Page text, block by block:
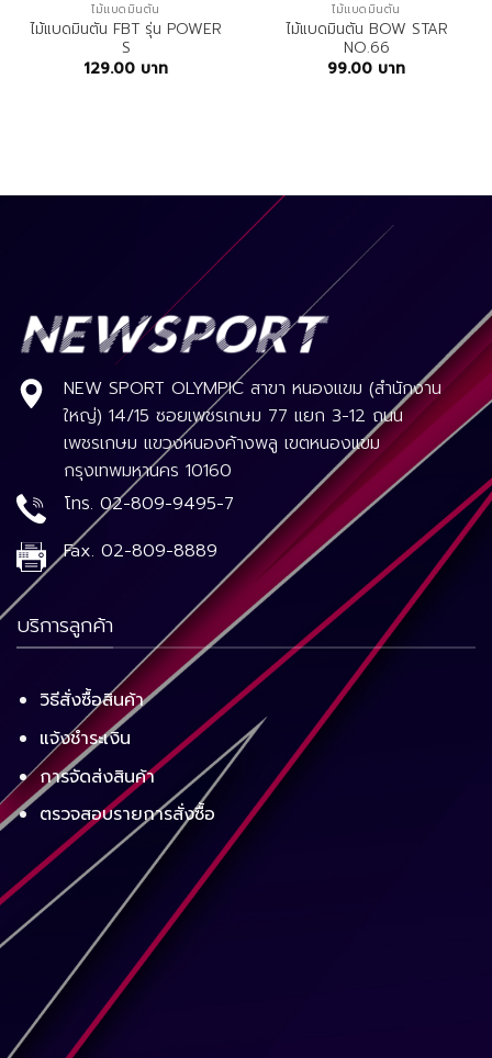
ไม้แบดมินตัน
ไม้แบดมินตัน FBT รุ่น POWER
S
129.00 บาท
ไม้แบดมินตัน
ไม้แบดมินตัน BOW STAR
NO.66
99.00 บาท
NEW SPORT OLYMPIC สาขา หนองแขม (สำนักงาน
ใหญ่) 14/15 ซอยเพชรเกษม 77 แยก 3-12 ถนน
เพชรเกษม แขวงหนองค้างพลู เขตหนองแขม
กรุงเทพมหานคร 10160
โทร. 02-809-9495-7
Fax. 02-809-8889
บริการลูกค้า
วิธีสั่งซื้อสินค้า
แจ้งชำระเงิน
การจัดส่งสินค้า
ตรวจสอบรายการสั่งซื้อ